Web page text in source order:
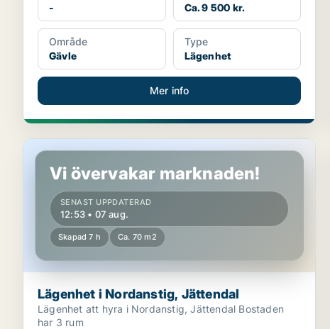
-
Ca. 9 500 kr.
Område
Gävle
Type
Lägenhet
Mer info
Lägenhet i Nordanstig, Jättendal
Vi övervakar marknaden!
SENAST UPPDATERAD
12:53 • 07 aug.
Skapad 7 h Ca. 70 m2
Lägenhet i Nordanstig, Jättendal
Lägenhet att hyra i Nordanstig, Jättendal Bostaden
har 3 rum